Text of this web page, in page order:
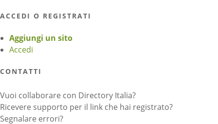
ACCEDI O REGISTRATI
Aggiungi un sito
Accedi
CONTATTI
Vuoi collaborare con Directory Italia?
Ricevere supporto per il link che hai registrato?
Segnalare errori?